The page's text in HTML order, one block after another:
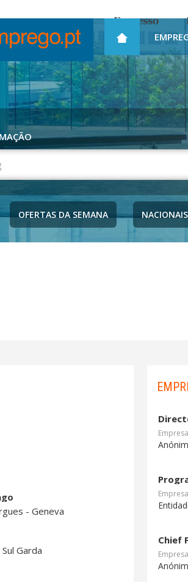
Expresso
OFERTAS DA SEMANA NACIONAIS
- Geneva
Garda
Chief